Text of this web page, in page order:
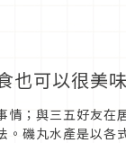
也可以很美
情；與三五好友
。磯丸水產是以